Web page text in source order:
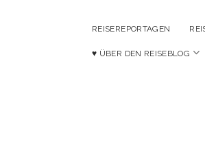
REISEREPORTAGEN
♥ ÜBER DEN REISEBLOG